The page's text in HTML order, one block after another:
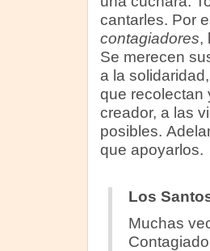
cantarles. Por
contagiadores,
Se merecen
a la
que recolectan
creador, a las
posibles.
que apoyarlos.
Los
Muchas